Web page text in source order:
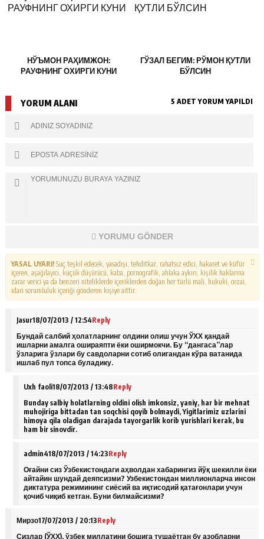
НЎЪМОН РАҲИМЖОН:
РАУФНИНГ ОХИРГИ КУНИ
ГЎЗАЛ БЕГИМ: РЎМОН ҚУТЛИ
БЎЛСИН
YORUM ALANI 5 ADET YORUM YAPILDI
YORUMU GÖNDER
YASAL UYARI!Suç teşkil edecek, yasadışı, tehditkar, rahatsız edici, hakaret ve küfür
içeren, aşağılayıcı, küçük düşürücü, kaba, pornografik, ahlaka aykırı, kişilik haklarına
zarar verici ya da benzeri niteliklerde içeriklerden doğan her türlü mali, hukuki, cezai,
idari sorumluluk içeriği gönderen kişiye aittir.
Jasur18/07/2013 / 12:54Reply
Бундай салбий ҳолатларнинг олдини олиш учун ЎХХ қандай
ишларни амалга ошираяпти ёки оширмокчи. Бу “дангаса”лар
ўзларига ўзлари бу савдоларни сотиб олигандан кўра ватанида
ишлаб пул топса буладику.
Uxh faoli18/07/2013 / 13:48Reply
Bunday salbiy holatlarning oldini olish imkonsiz, yaniy, har bir mehnat
muhojiriga bittadan tan soqchisi qoyib bolmaydi, Yigitlarimiz uzlarini
himoya qila oladigan darajada tayorgarlik korib yurishlari kerak, bu
ham bir sinovdir.
admin418/07/2013 / 14:23Reply
Оғайни сиз Ўзбекистондаги аҳволдан хабарингиз йўқ шекилли ёки
айтайин шундай деяпсизми? Узбекистондан миллионларча инсон
диктатура режимининг сиёсий ва иқтисодий қатағонлари учун
қочиб чиқиб кетган. Буни билмайсизми?
Мирзо17/07/2013 / 20:13Reply
Сизлар (ЎХХ), ўзбек миллатини бошига тушаётган бу азобларни